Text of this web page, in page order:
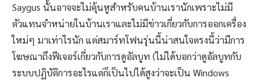
Saygus นั้นอาจจะไม่คุ้นหูสำหรับคนบ้านเรานักเพราะไม่มี
ตัวแทนจำหน่ายในบ้านเราและไม่มีข่าวเกี่ยวกับการออกเครื่อง
ใหม่ๆ มาเท่าไรนัก แต่สมาร์ทโฟนรุ่นนี้น่าสนใจตรงนี้ว่ามีการ
โฆษณาถึงฟีเจอร์เกี่ยวกับการดูอัลบูท (ไม่ได้บอกว่าดูอัลบูทกับ
ระบบปฏิบัติการอะไรแต่ก็เป็นไปได้สูงว่าจะเป็น Windows